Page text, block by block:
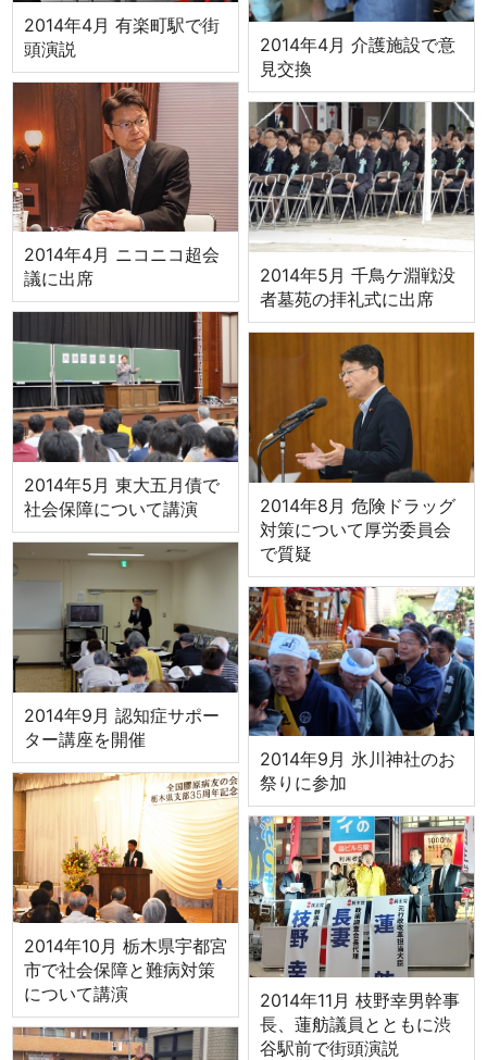
2014年4月 有楽町駅で街
頭演説
2014年4月 介護施設で意
見交換
2014年4月 ニコニコ超会
議に出席
2014年5月 千鳥ケ淵戦没
者墓苑の拝礼式に出席
2014年5月 東大五月債で
社会保障について講演
2014年8月 危険ドラッグ
対策について厚労委員会
で質疑
2014年9月 認知症サポー
ター講座を開催
2014年9月 氷川神社のお
祭りに参加
2014年10月 栃木県宇都宮
市で社会保障と難病対策
について講演
2014年11月 枝野幸男幹事
長、蓮舫議員とともに渋
谷駅前で街頭演説